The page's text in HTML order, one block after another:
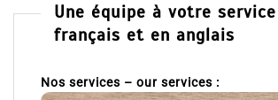
Une équipe à votre
français et en anglais
Nos services – our services :